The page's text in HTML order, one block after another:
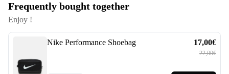
Frequently bought together
Enjoy !
Nike Performance Shoebag 17,00€
22,00€